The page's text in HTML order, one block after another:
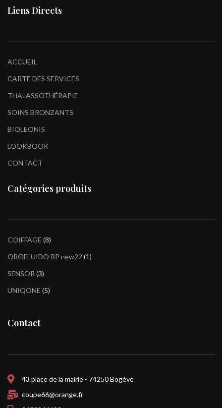
Liens Directs
ACCUEIL
CARTE DES SERVICES
THALASSOTHÉRAPIE
SOINS BRONZANTS
BIOLEONIS
LOOKBOOK
CONTACT
Catégories produits
COIFFAGE 8
OROFLUIDO RP new22 1
SENSOR 3
UNIQONE 5
Contact
43 place de la mairie - 74250 Bogève
coupe66@orange.fr